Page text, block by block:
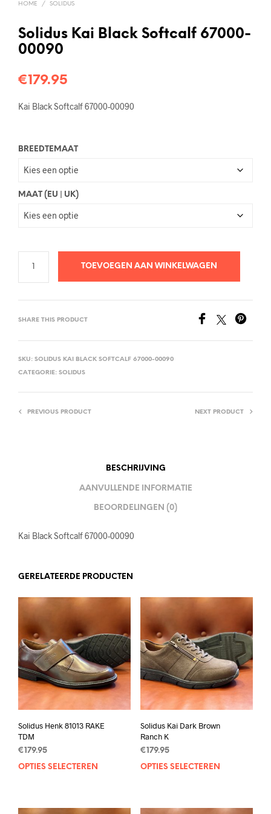
HOME / SOLIDUS
Solidus Kai Black Softcalf 67000-
00090
€179.95
Kai Black Softcalf 67000-00090
BREEDTEMAAT
MAAT (EU | UK)
TOEVOEGEN AAN WINKELWAGEN
SHARE THIS PRODUCT
SKU: SOLIDUS KAI BLACK SOFTCALF 67000-00090
CATEGORIE: SOLIDUS
PREVIOUS PRODUCT NEXT PRODUCT
BESCHRIJVING
AANVULLENDE INFORMATIE
BEOORDELINGEN (0)
Kai Black Softcalf 67000-00090
GERELATEERDE PRODUCTEN
Solidus Henk 81013 RAKE
TDM
€ 179.95
OPTIES SELECTEREN
Dit
meerdere
Solidus Kai Dark Brown
Ranch K
€ 179.95
OPTIES SELECTEREN